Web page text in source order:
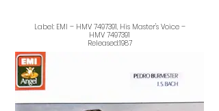
Label: EMI – HMV 7497391, His Master's Voice –
HMV 7497391
Released:1987
R. Schumman - Kreilsleriana Op. 16